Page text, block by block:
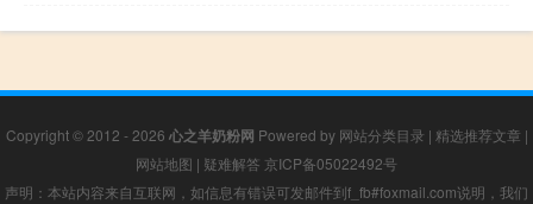
Copyright © 2012 - 2026 心之羊奶粉网 Powered by 网站分类目录 | 精选推荐文章 |
网站地图 | 疑难解答 京ICP备05022492号
声明：本站内容来自互联网，如信息有错误可发邮件到f_fb#foxmail.com说明，我们